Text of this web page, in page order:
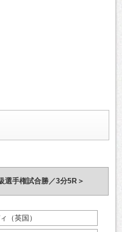
選手権試合勝／3分5R＞
（英国）